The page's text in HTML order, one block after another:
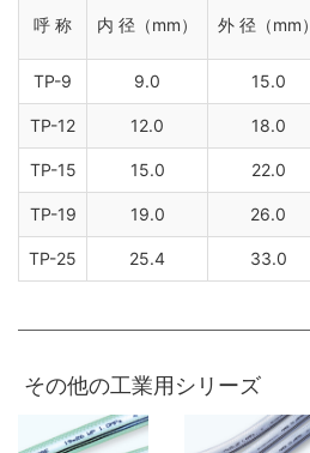
呼 称 内 径（mm） 外 径（mm）
TP-9 9.0 15.0
TP-12 12.0 18.0
TP-15 15.0 22.0
TP-19 19.0 26.0
TP-25 25.4 33.0
その他の工業用シリーズ